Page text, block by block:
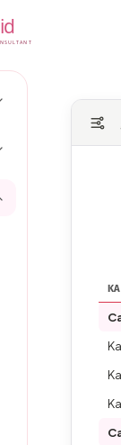
id